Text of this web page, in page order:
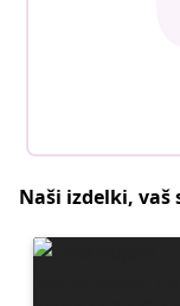
Naši izdelki,